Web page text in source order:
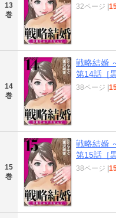
13
巻
32ページ
14
巻
戦略結婚
第14話［
38ページ
15
巻
戦略結婚
第15話［
38ページ